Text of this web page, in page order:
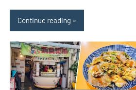
Continue reading